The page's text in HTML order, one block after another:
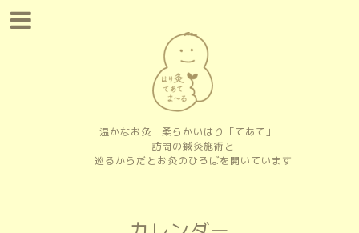
温かなお灸 柔らかいはり「てあて」
訪問の鍼灸施術と
巡るからだとお灸のひろばを開いています